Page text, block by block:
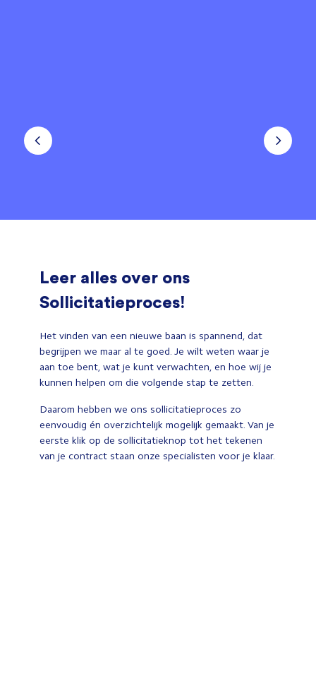
Leer alles over ons
Sollicitatieproces!
Het vinden van een nieuwe baan is spannend, dat
begrijpen we maar al te goed. Je wilt weten waar je
aan toe bent, wat je kunt verwachten, en hoe wij je
kunnen helpen om die volgende stap te zetten.
Daarom hebben we ons sollicitatieproces zo
eenvoudig én overzichtelijk mogelijk gemaakt. Van je
eerste klik op de sollicitatieknop tot het tekenen
van je contract staan onze specialisten voor je klaar.